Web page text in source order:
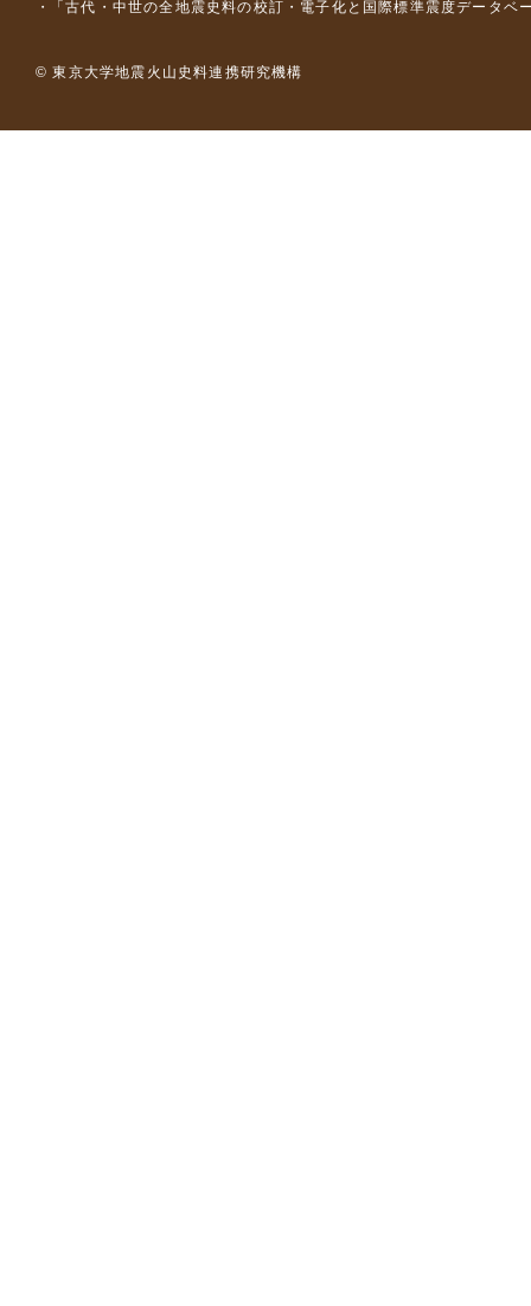
「古代・中世の全地震史料の校訂・電子化と国際標準震度データ
© 東京大学地震火山史料連携研究機構